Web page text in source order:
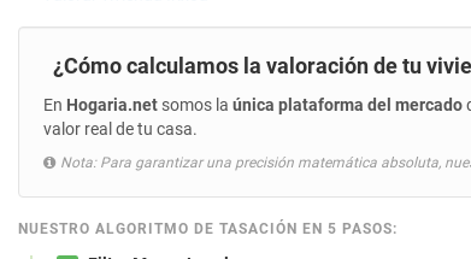
¿Cómo calculamos la valoración de tu
En Hogaria.net somos la única plataforma del mercado
valor real de tu casa.
Nota: Para garantizar una precisión matemática absoluta,
NUESTRO ALGORITMO DE TASACIÓN EN 5 PASOS: